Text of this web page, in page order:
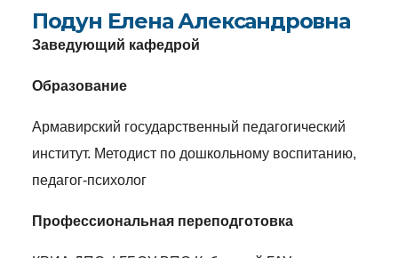
Подун Елена Александровна
Заведующий кафедрой
Образование
Армавирский государственный педагогический
институт. Методист по дошкольному воспитанию,
педагог-психолог
Профессиональная переподготовка